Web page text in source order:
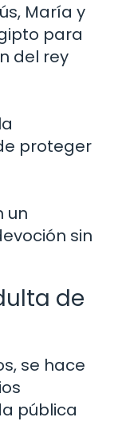
María y
para
del rey
proteger
un
sin
de
se hace
pública